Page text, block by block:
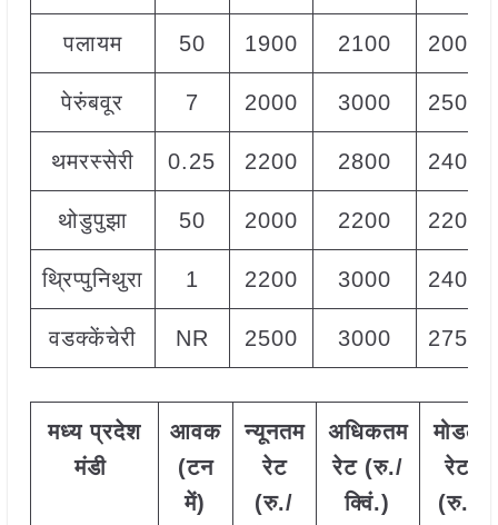
पलायम 50 1900 2100 2000
पेरुंबवूर 7 2000 3000 2500
थमरस्सेरी 0.25 2200 2800 2400
थोडुपुझा 50 2000 2200 2200
थ्रिप्पुनिथुरा 1 2200 3000 2400
वडक्केंचेरी NR 2500 3000 2750
मध्य प्रदेश
मंडी
आवक
(टन
में)
न्यूनतम
रेट
(रु./
अधिकतम
रेट (रु./
क्विं.)
मोडल
रेट
(रु./